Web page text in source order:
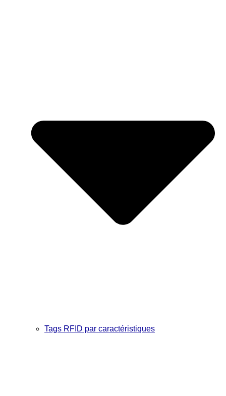
Tags RFID par caractéristiques